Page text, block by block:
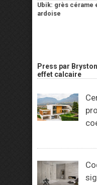
Ubik: grès cérame
ardoise
Press par
effet calcaire